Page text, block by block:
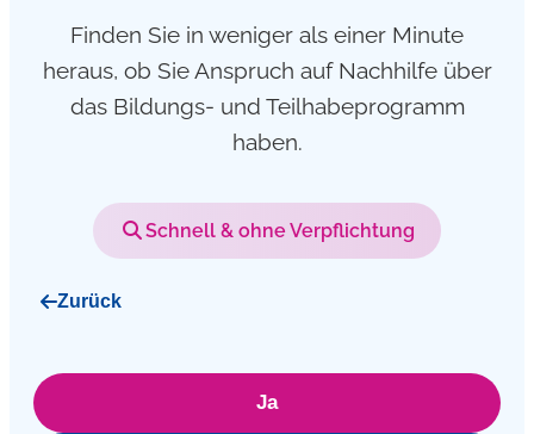
Finden Sie in weniger als einer Minute
heraus, ob Sie Anspruch auf Nachhilfe über
das Bildungs- und Teilhabeprogramm
haben.
Schnell & ohne Verpflichtung
Zurück
Ja